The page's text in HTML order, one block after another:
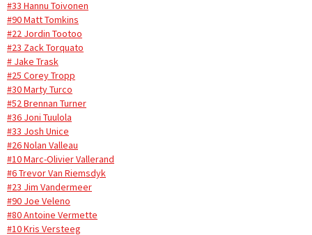
#33 Hannu Toivonen
#90 Matt Tomkins
#22 Jordin Tootoo
#23 Zack Torquato
# Jake Trask
#25 Corey Tropp
#30 Marty Turco
#52 Brennan Turner
#36 Joni Tuulola
#33 Josh Unice
#26 Nolan Valleau
#10 Marc-Olivier Vallerand
#6 Trevor Van Riemsdyk
#23 Jim Vandermeer
#90 Joe Veleno
#80 Antoine Vermette
#10 Kris Versteeg